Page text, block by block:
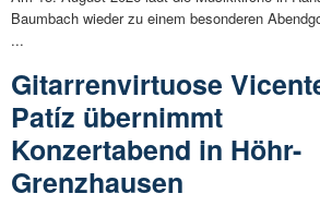
Baumbach wieder zu einem besonderen
...
Gitarrenvirtuose
Patíz übernimmt
Konzertabend in Höhr-
Grenzhausen